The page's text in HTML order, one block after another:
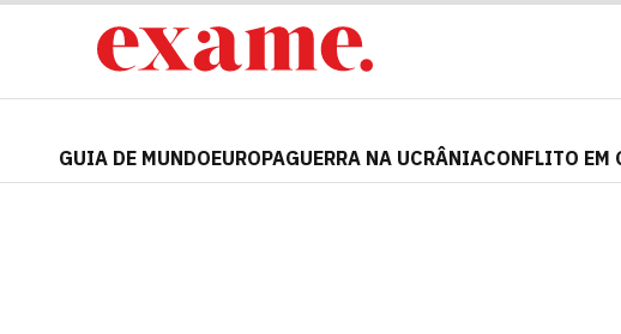
GUIA DE MUNDOEUROPAGUERRA NA UCRÂNIACONFLITO EM